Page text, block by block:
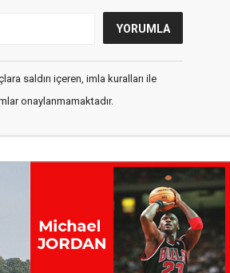
saldırı içeren, imla kuralları ile
onaylanmamaktadır.